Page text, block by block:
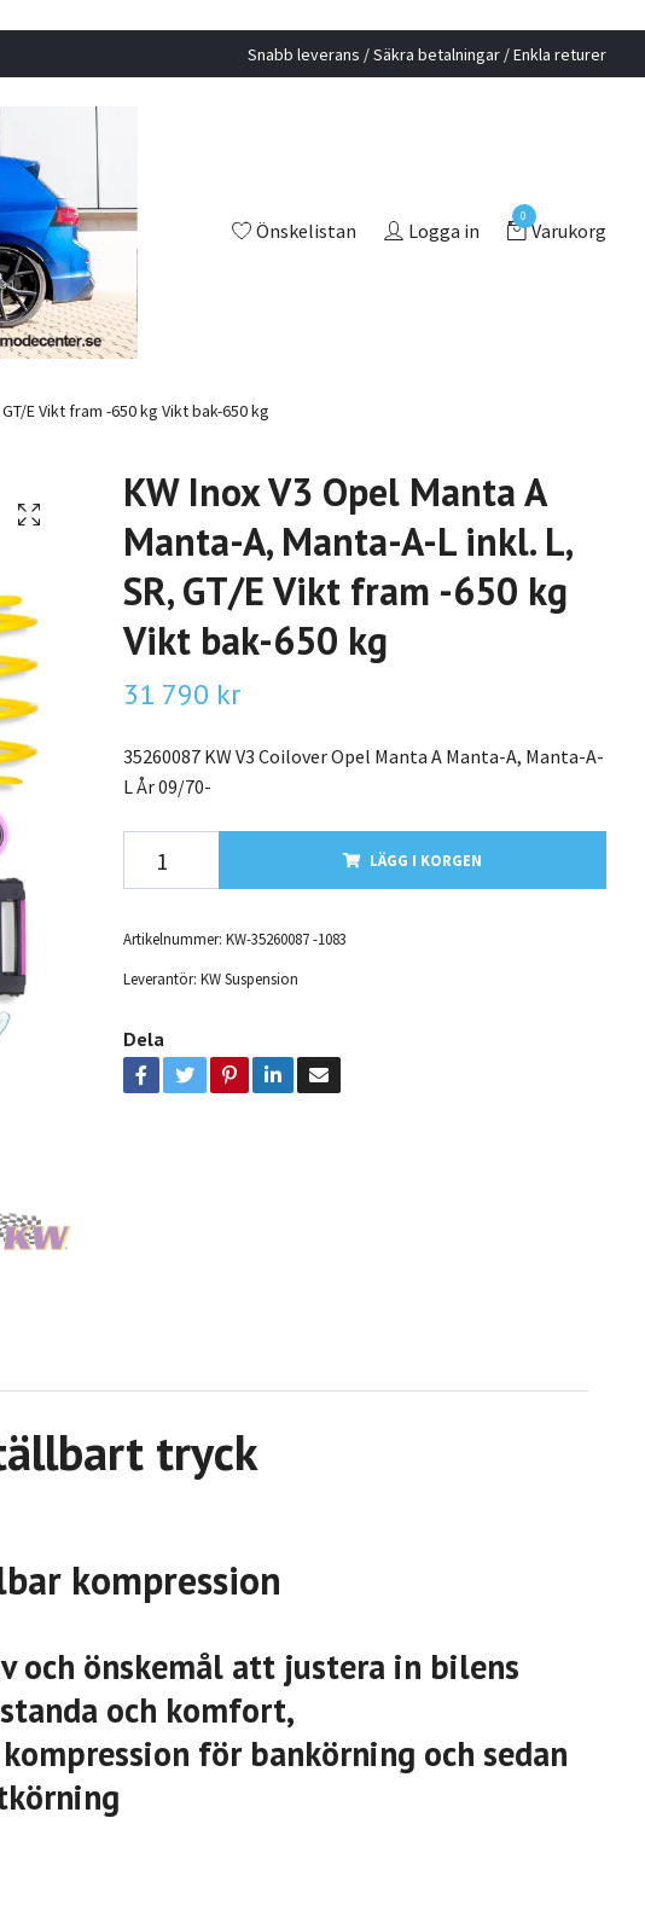
Snabb leverans / Säkra betalningar / Enkla returer
Önskelistan Logga in
0
Varukorg
E Vikt fram -650 kg Vikt bak-650 kg
KW Inox V3 Opel Manta A
Manta-A, Manta-A-L inkl. L,
SR, GT/E Vikt fram -650 kg
Vikt bak-650 kg
31 790 kr
35260087 KW V3 Coilover Opel Manta A Manta-A, Manta-A-
L År 09/70-
LÄGG I KORGEN
Artikelnummer: KW-35260087 -1083
Leverantör: KW Suspension
Dela
tryck
kompression
och önskemål att justera in bilens
och komfort,
för bankörning och sedan